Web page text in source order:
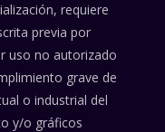
requiere
previa por
uso no autorizado
grave de
o industrial del
y/o gráficos